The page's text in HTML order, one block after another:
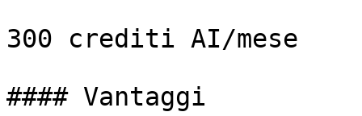
300 crediti AI/mese
#### Vantaggi